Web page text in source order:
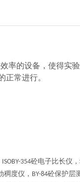
率的设备，使得实
常进行。
ISOBY-354砼电子比长仪，
稠度仪， BY-84砼保护层